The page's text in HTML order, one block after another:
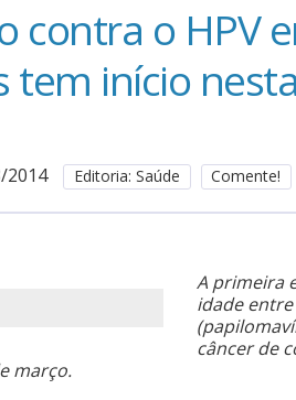
contra o HPV
tem início
2014 Editoria: Saúde Comente!
A primeira
idade entre
câncer de
março.